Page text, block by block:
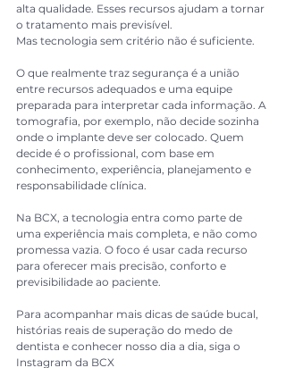
alta qualidade. Esses recursos ajudam a tornar
o tratamento mais previsível.
Mas tecnologia sem critério não é suficiente.
O que realmente traz segurança é a união
entre recursos adequados e uma equipe
preparada para interpretar cada informação. A
tomografia, por exemplo, não decide sozinha
onde o implante deve ser colocado. Quem
decide é o profissional, com base em
conhecimento, experiência, planejamento e
responsabilidade clínica.
Na BCX, a tecnologia entra como parte de
uma experiência mais completa, e não como
promessa vazia. O foco é usar cada recurso
para oferecer mais precisão, conforto e
previsibilidade ao paciente.
Para acompanhar mais dicas de saúde bucal,
histórias reais de superação do medo de
dentista e conhecer nosso dia a dia, siga o
Instagram da BCX